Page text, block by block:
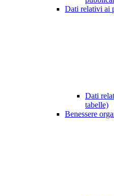
Dati relativi ai
Dati
tabelle)
Benessere